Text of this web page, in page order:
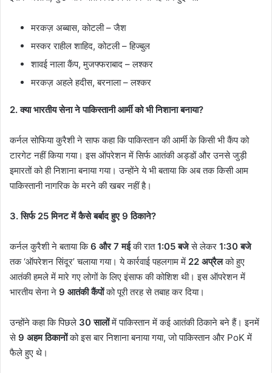
मरकज़ अब्बास, कोटली – जैश
मस्कर राहील शाहिद, कोटली – हिज्बुल
शावई नाला कैंप, मुजफ्फराबाद – लश्कर
मरकज़ अहले हदीस, बरनाला – लश्कर
2. क्या भारतीय सेना ने पाकिस्तानी आर्मी को भी निशाना बनाया?
कर्नल सोफिया कुरैशी ने साफ कहा कि पाकिस्तान की आर्मी के किसी भी कैंप को
टारगेट नहीं किया गया। इस ऑपरेशन में सिर्फ आतंकी अड्डों और उनसे जुड़ी
इमारतों को ही निशाना बनाया गया। उन्होंने ये भी बताया कि अब तक किसी आम
पाकिस्तानी नागरिक के मरने की खबर नहीं है।
3. सिर्फ 25 मिनट में कैसे बर्बाद हुए 9 ठिकाने?
कर्नल कुरैशी ने बताया कि6 और 7 मईकी रात1:05 बजेसे लेकर 1:30 बजे
तक ‘ऑपरेशन सिंदूर’ चलाया गया। ये कार्रवाई पहलगाम में 22 अप्रैलको हुए
आतंकी हमले में मारे गए लोगों के लिए इंसाफ की कोशिश थी। इस ऑपरेशन में
भारतीय सेना ने 9 आतंकी कैंपोंको पूरी तरह से तबाह कर दिया।
उन्होंने कहा कि पिछले 30 सालोंमें पाकिस्तान में कई आतंकी ठिकाने बने हैं। इनमें
से9 अहम ठिकानोंको इस बार निशाना बनाया गया, जो पाकिस्तान और PoK में
फैले हुए थे।